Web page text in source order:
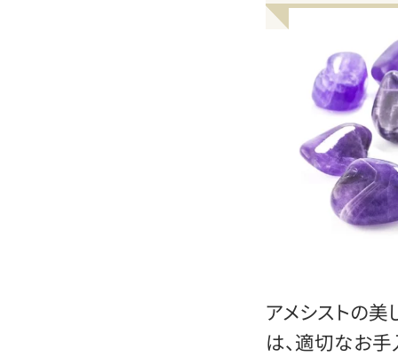
アメシストの
は、適切なお